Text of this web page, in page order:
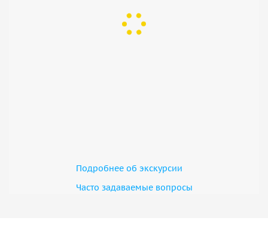
Подробнее об экскурсии
Часто задаваемые вопросы